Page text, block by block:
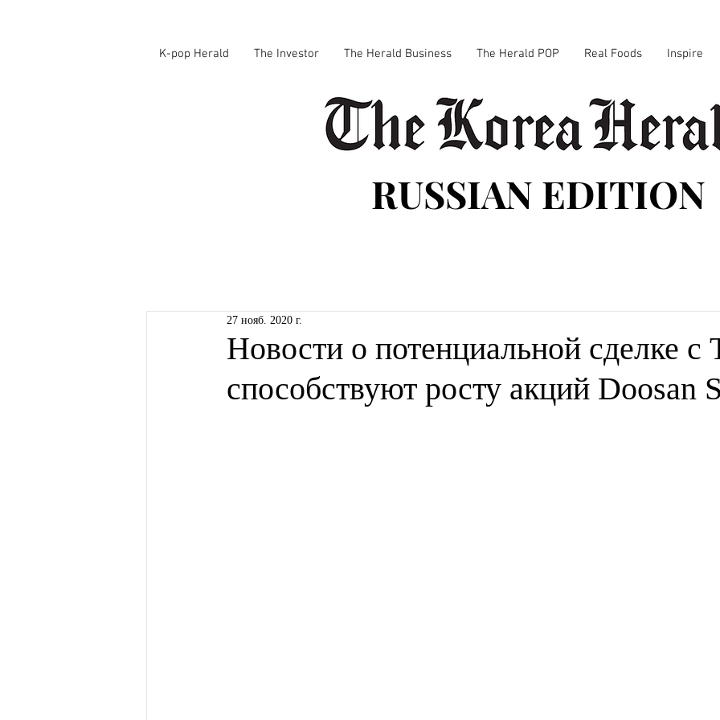
K-pop Herald The Investor The Herald Business The Herald POP Real Foods Inspire
RUSSIAN EDITION
Новости о потенциальной сделке с
способствуют росту акций Doosan
27 нояб. 2020 г.